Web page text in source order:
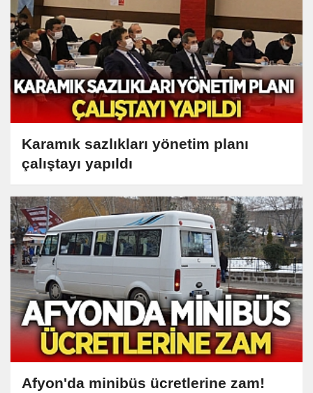
Karamık sazlıkları yönetim planı
çalıştayı yapıldı
Afyon'da minibüs ücretlerine zam!